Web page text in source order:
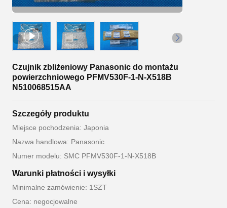
Czujnik zbliżeniowy Panasonic do montażu
powierzchniowego PFMV530F-1-N-X518B
N510068515AA
Szczegóły produktu
Miejsce pochodzenia: Japonia
Nazwa handlowa: Panasonic
Numer modelu: SMC PFMV530F-1-N-X518B
Warunki płatności i wysyłki
Minimalne zamówienie: 1SZT
Cena: negocjowalne